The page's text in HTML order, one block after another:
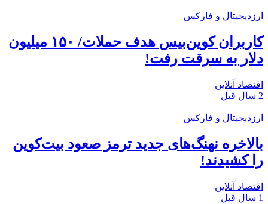
ارزدیجیتال و فارکس
کاربران کوین‌بیس هدف حملات/ ۱۵۰ میلیون
دلار به سرقت رفت!
اقتصاد آنلاین
2 سال قبل
ارزدیجیتال و فارکس
بالاخره نهنگ‌های جدید ترمز صعود بیت‌کوین
را کشیدند!
اقتصاد آنلاین
1 سال قبل